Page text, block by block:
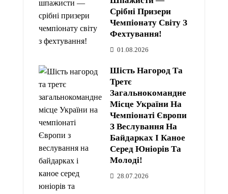
Срібні Призери
Чемпіонату Світу З
Фехтування!
01.08.2026
Шість Нагород Та
Третє
Загальнокомандне
Місце України На
Чемпіонаті Європи
З Веслування На
Байдарках І Каное
Серед Юніорів Та
Молоді!
28.07.2026